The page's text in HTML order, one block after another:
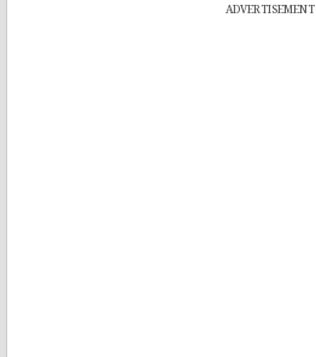
ADVERTISEMENT